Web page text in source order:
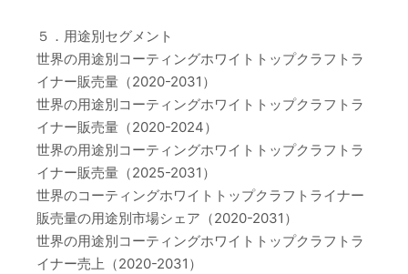
５．用途別セグメント
世界の用途別コーティングホワイトトップクラフトラ
イナー販売量（2020-2031）
世界の用途別コーティングホワイトトップクラフトラ
イナー販売量（2020-2024）
世界の用途別コーティングホワイトトップクラフトラ
イナー販売量（2025-2031）
世界のコーティングホワイトトップクラフトライナー
販売量の用途別市場シェア（2020-2031）
世界の用途別コーティングホワイトトップクラフトラ
イナー売上（2020-2031）